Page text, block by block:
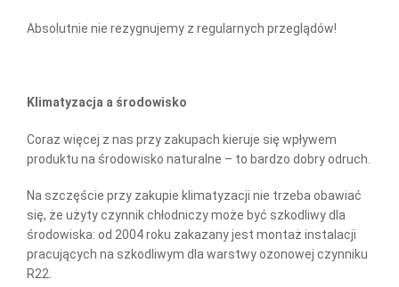
Absolutnie nie rezygnujemy z regularnych przeglądów!
Klimatyzacja a środowisko
Coraz więcej z nas przy zakupach kieruje się wpływem
produktu na środowisko naturalne – to bardzo dobry odruch.
Na szczęście przy zakupie klimatyzacji nie trzeba obawiać
się, że użyty czynnik chłodniczy może być szkodliwy dla
środowiska: od 2004 roku zakazany jest montaż instalacji
pracujących na szkodliwym dla warstwy ozonowej czynniku
R22.